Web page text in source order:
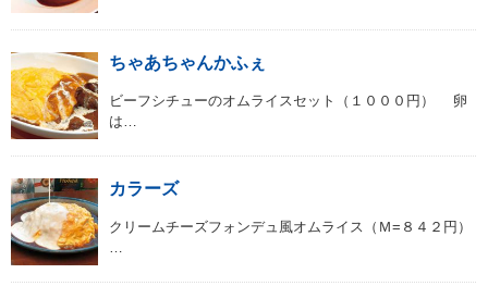
ちゃあちゃんかふぇ
ビーフシチューのオムライスセット（１０００円） 卵
は…
カラーズ
クリームチーズフォンデュ風オムライス（Ｍ=８４２円）
…